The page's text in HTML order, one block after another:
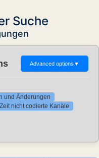
Suche
Advanced options ▼
und Änderungen
nicht codierte Kanäle